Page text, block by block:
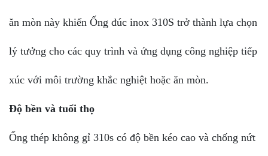
ăn mòn này khiến Ống đúc inox 310S trở thành lựa chọn
lý tưởng cho các quy trình và ứng dụng công nghiệp tiếp
xúc với môi trường khắc nghiệt hoặc ăn mòn.
Độ bền và tuổi thọ
Ống thép không gỉ 310s có độ bền kéo cao và chống nứt